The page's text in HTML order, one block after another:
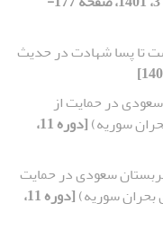
تا پسا شهادت در حدیث
در حمایت از
سوریه)
[دوره 11،
سعودی در حمایت
بحران سوریه)
[دوره 11،